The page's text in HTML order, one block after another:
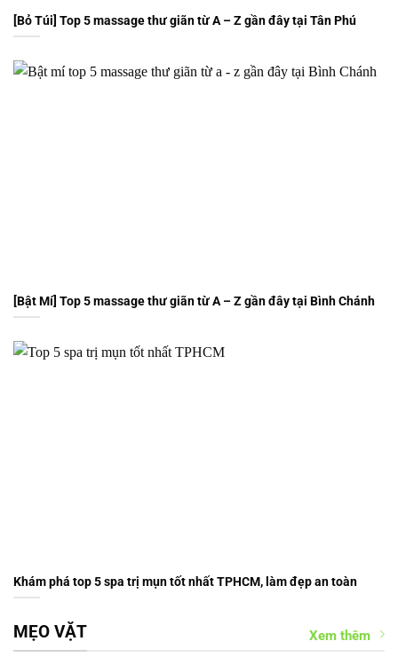
[Bỏ Túi] Top 5 massage thư giãn từ A – Z gần đây tại Tân Phú
[Bật Mí] Top 5 massage thư giãn từ A – Z gần đây tại Bình Chánh
Khám phá top 5 spa trị mụn tốt nhất TPHCM, làm đẹp an toàn
MẸO VẶT Xem thêm